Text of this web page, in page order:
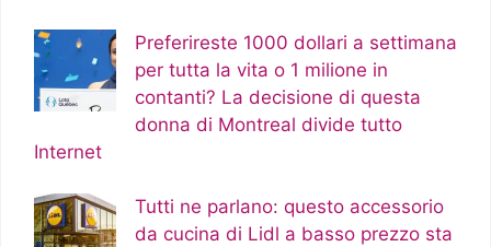
Preferireste 1000 dollari a settimana
per tutta la vita o 1 milione in
contanti? La decisione di questa
donna di Montreal divide tutto
Internet
Tutti ne parlano: questo accessorio
da cucina di Lidl a basso prezzo sta